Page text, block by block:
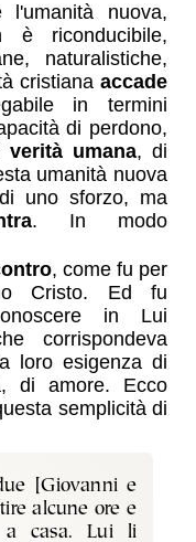
nuova,
è riconducibile,
naturalistiche,
cristiana accade
in termini
di perdono,
verità umana, di
umanità nuova
uno sforzo, ma
. In modo
, come fu per
Cristo. Ed fu
in Lui
corrispondeva
loro esigenza di
di amore. Ecco
semplicità di
[Giovanni e
alcune ore e
a casa. Lui li